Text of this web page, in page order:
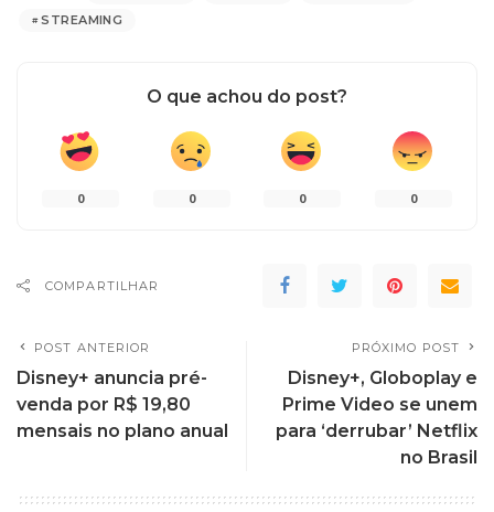
STREAMING
O que achou do post?
0 0 0 0
COMPARTILHAR
POST ANTERIOR
Disney+ anuncia pré-
venda por R$ 19,80
mensais no plano anual
PRÓXIMO POST
Disney+, Globoplay e
Prime Video se unem
para ‘derrubar’ Netflix
no Brasil